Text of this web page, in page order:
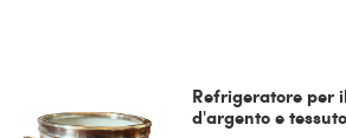
Refrigeratore per
d'argento e